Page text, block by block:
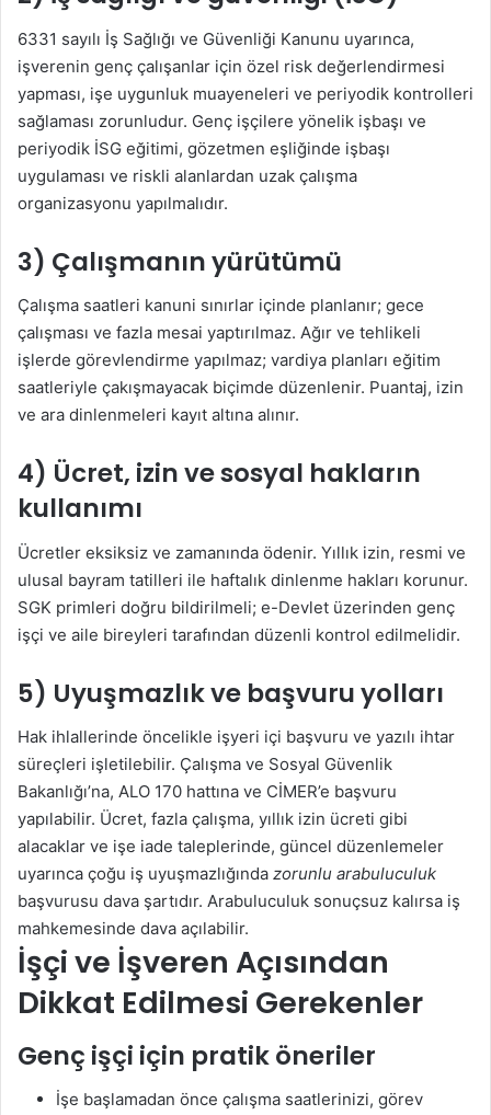
6331 sayılı İş Sağlığı ve Güvenliği Kanunu uyarınca,
işverenin genç çalışanlar için özel risk değerlendirmesi
yapması, işe uygunluk muayeneleri ve periyodik kontrolleri
sağlaması zorunludur. Genç işçilere yönelik işbaşı ve
periyodik İSG eğitimi, gözetmen eşliğinde işbaşı
uygulaması ve riskli alanlardan uzak çalışma
organizasyonu yapılmalıdır.
3) Çalışmanın yürütümü
Çalışma saatleri kanuni sınırlar içinde planlanır; gece
çalışması ve fazla mesai yaptırılmaz. Ağır ve tehlikeli
işlerde görevlendirme yapılmaz; vardiya planları eğitim
saatleriyle çakışmayacak biçimde düzenlenir. Puantaj, izin
ve ara dinlenmeleri kayıt altına alınır.
4) Ücret, izin ve sosyal hakların
kullanımı
Ücretler eksiksiz ve zamanında ödenir. Yıllık izin, resmi ve
ulusal bayram tatilleri ile haftalık dinlenme hakları korunur.
SGK primleri doğru bildirilmeli; e-Devlet üzerinden genç
işçi ve aile bireyleri tarafından düzenli kontrol edilmelidir.
5) Uyuşmazlık ve başvuru yolları
Hak ihlallerinde öncelikle işyeri içi başvuru ve yazılı ihtar
süreçleri işletilebilir. Çalışma ve Sosyal Güvenlik
Bakanlığı’na, ALO 170 hattına ve CİMER’e başvuru
yapılabilir. Ücret, fazla çalışma, yıllık izin ücreti gibi
alacaklar ve işe iade taleplerinde, güncel düzenlemeler
uyarınca çoğu iş uyuşmazlığında zorunlu arabuluculuk
başvurusu dava şartıdır. Arabuluculuk sonuçsuz kalırsa iş
mahkemesinde dava açılabilir.
İşçi ve İşveren Açısından
Dikkat Edilmesi Gerekenler
Genç işçi için pratik öneriler
İşe başlamadan önce çalışma saatlerinizi, görev